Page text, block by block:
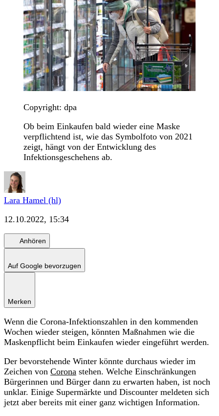
Copyright: dpa
Ob beim Einkaufen bald wieder eine Maske
verpflichtend ist, wie das Symbolfoto von 2021
zeigt, hängt von der Entwicklung des
Infektionsgeschehens ab.
Lara Hamel (hl)
12.10.2022, 15:34
Anhören
Auf Google bevorzugen
Merken
Wenn die Corona-Infektionszahlen in den kommenden
Wochen wieder steigen, könnten Maßnahmen wie die
Maskenpflicht beim Einkaufen wieder eingeführt werden.
Der bevorstehende Winter könnte durchaus wieder im
Zeichen von Corona stehen. Welche Einschränkungen
Bürgerinnen und Bürger dann zu erwarten haben, ist noch
unklar. Einige Supermärkte und Discounter meldeten sich
jetzt aber bereits mit einer ganz wichtigen Information.